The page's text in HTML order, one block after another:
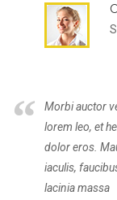
“
Morbi auctor
lorem leo, et
dolor eros.
iaculis,
lacinia massa